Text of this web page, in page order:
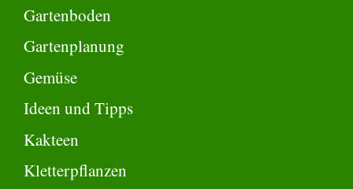
Gartenboden
Gartenplanung
Gemüse
Ideen und Tipps
Kakteen
Kletterpflanzen